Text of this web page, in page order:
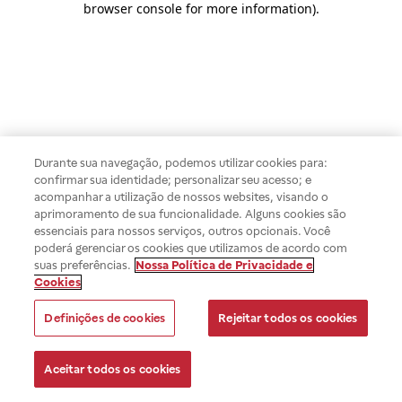
browser console for more information).
Durante sua navegação, podemos utilizar cookies para:
confirmar sua identidade; personalizar seu acesso; e
acompanhar a utilização de nossos websites, visando o
aprimoramento de sua funcionalidade. Alguns cookies são
essenciais para nossos serviços, outros opcionais. Você
poderá gerenciar os cookies que utilizamos de acordo com
suas preferências. Nossa Política de Privacidade e
Cookies
Definições de cookies Rejeitar todos os cookies
Aceitar todos os cookies